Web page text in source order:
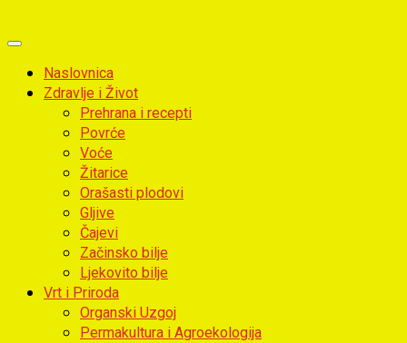
Primary
MenuNaslovnica
Zdravlje i Život
Prehrana i recepti
Povrće
Voće
Žitarice
Orašasti plodovi
Gljive
Čajevi
Začinsko bilje
Ljekovito bilje
Vrt i Priroda
Organski Uzgoj
Permakultura i Agroekologija